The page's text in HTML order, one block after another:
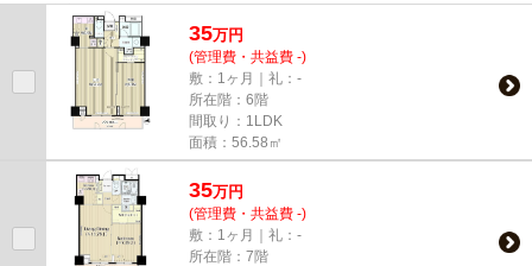
とても充実しています。現在空...
35万円
(管理費・共益費 -)
敷：1ヶ月｜礼：-
所在階：6階
間取り：1LDK
面積：56.58㎡
35万円
(管理費・共益費 -)
敷：1ヶ月｜礼：-
所在階：7階